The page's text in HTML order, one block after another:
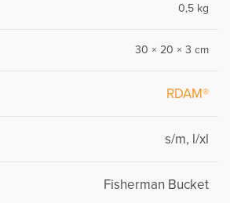
0,5 kg
30 × 20 × 3 cm
RDAM®
s/m, l/xl
Fisherman Bucket